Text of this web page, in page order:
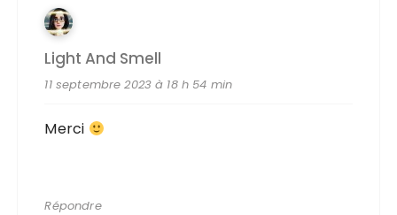
Light And Smell
11 septembre 2023 à 18 h 54 min
Merci
Répondre